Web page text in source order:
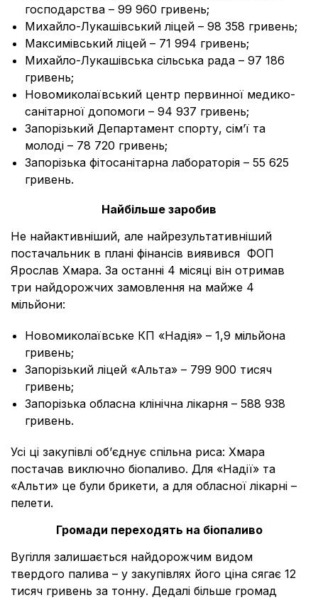
господарства – 99 960 гривень;
Михайло-Лукашівський ліцей – 98 358 гривень;
Максимівський ліцей – 71 994 гривень;
Михайло-Лукашівська сільська рада – 97 186
гривень;
Новомиколаївський центр первинної медико-
санітарної допомоги – 94 937 гривень;
Запорізький Департамент спорту, сім’ї та
молоді – 78 720 гривень;
Запорізька фітосанітарна лабораторія – 55 625
гривень.
Найбільше заробив
Не найактивніший, але найрезультативніший
постачальник в плані фінансів виявився ФОП
Ярослав Хмара. За останні 4 місяці він отримав
три найдорожчих замовлення на майже 4
мільйони:
Новомиколаївське КП «Надія» – 1,9 мільйона
гривень;
Запорізький ліцей «Альта» – 799 900 тисяч
гривень;
Запорізька обласна клінічна лікарня – 588 938
гривень.
Усі ці закупівлі об’єднує спільна риса: Хмара
постачав виключно біопаливо. Для «Надії» та
«Альти» це були брикети, а для обласної лікарні –
пелети.
Громади переходять на біопаливо
Вугілля залишається найдорожчим видом
твердого палива – у закупівлях його ціна сягає 12
тисяч гривень за тонну. Дедалі більше громад